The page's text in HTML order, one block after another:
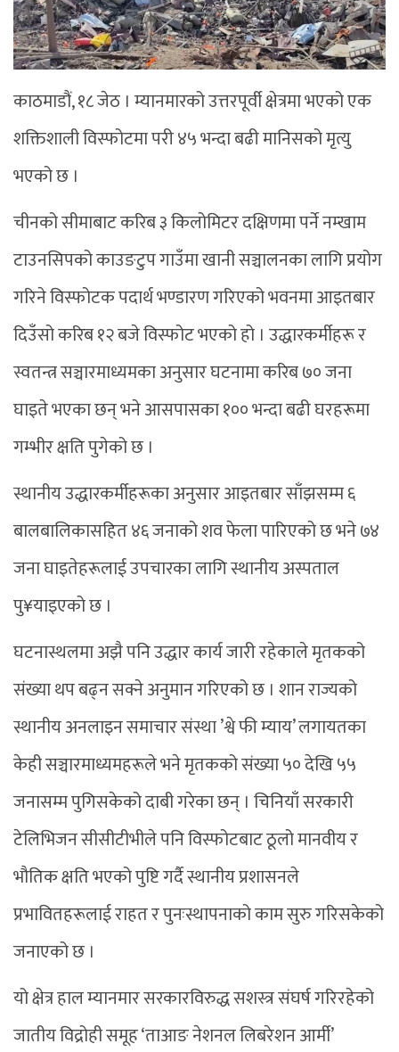
काठमाडौं, १८ जेठ । म्यानमारको उत्तरपूर्वी क्षेत्रमा भएको एक
शक्तिशाली विस्फोटमा परी ४५ भन्दा बढी मानिसको मृत्यु
भएको छ ।
चीनको सीमाबाट करिब ३ किलोमिटर दक्षिणमा पर्ने नम्खाम
टाउनसिपको काउङटुप गाउँमा खानी सञ्चालनका लागि प्रयोग
गरिने विस्फोटक पदार्थ भण्डारण गरिएको भवनमा आइतबार
दिउँसो करिब १२ बजे विस्फोट भएको हो । उद्धारकर्मीहरू र
स्वतन्त्र सञ्चारमाध्यमका अनुसार घटनामा करिब ७० जना
घाइते भएका छन् भने आसपासका १०० भन्दा बढी घरहरूमा
गम्भीर क्षति पुगेको छ ।
स्थानीय उद्धारकर्मीहरूका अनुसार आइतबार साँझसम्म ६
बालबालिकासहित ४६ जनाको शव फेला पारिएको छ भने ७४
जना घाइतेहरूलाई उपचारका लागि स्थानीय अस्पताल
पु¥याइएको छ ।
घटनास्थलमा अझै पनि उद्धार कार्य जारी रहेकाले मृतकको
संख्या थप बढ्न सक्ने अनुमान गरिएको छ । शान राज्यको
स्थानीय अनलाइन समाचार संस्था ’श्वे फी म्याय’ लगायतका
केही सञ्चारमाध्यमहरूले भने मृतकको संख्या ५० देखि ५५
जनासम्म पुगिसकेको दाबी गरेका छन् । चिनियाँ सरकारी
टेलिभिजन सीसीटीभीले पनि विस्फोटबाट ठूलो मानवीय र
भौतिक क्षति भएको पुष्टि गर्दै स्थानीय प्रशासनले
प्रभावितहरूलाई राहत र पुनःस्थापनाको काम सुरु गरिसकेको
जनाएको छ ।
यो क्षेत्र हाल म्यानमार सरकारविरुद्ध सशस्त्र संघर्ष गरिरहेको
जातीय विद्रोही समूह ‘ताआङ नेशनल लिबरेशन आर्मी’